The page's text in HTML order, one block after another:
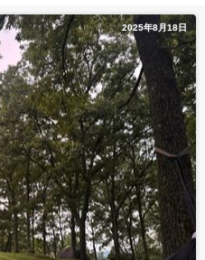
2025年8月18日